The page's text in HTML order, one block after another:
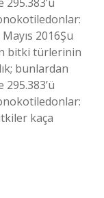
2016Şu
bitki türlerinin
bunlardan
295.383’ü
kaça